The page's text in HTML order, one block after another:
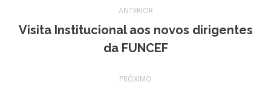
de
ANTERIOR
Post
anterior:
Visita Institucional aos novos dirigentes
da FUNCEF
PRÓXIMO